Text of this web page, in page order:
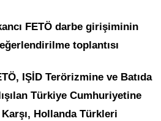
FETÖ darbe girişiminin
toplantısı
IŞİD Terörizmine ve Batıda
Türkiye Cumhuriyetine
Hollanda Türkleri